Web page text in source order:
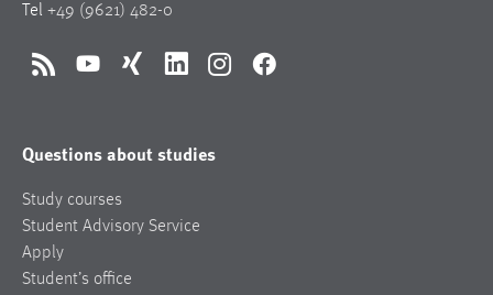
Tel +49 (9621) 482-0
RSS YouTubeXing LinkedInInstagramFacebook
Questions about studies
Study courses
Student Advisory Service
Apply
Student’s office